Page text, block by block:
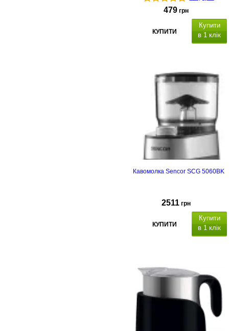
479 грн
КУПИТИ
Купити
в 1 клік
автоматична система
Кавомолка Sencor SCG 5060BK
2511 грн
КУПИТИ
Купити
в 1 клік